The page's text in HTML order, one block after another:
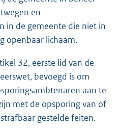
en
in de gemeente die niet in
openbaar lichaam.
32, eerste lid van de
bevoegd is om
aan te
met de opsporing van of
gestelde feiten.